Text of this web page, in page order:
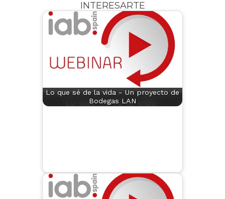
INTERESARTE
Lo que sé de la vida - Un proyecto de
Bodegas LAN